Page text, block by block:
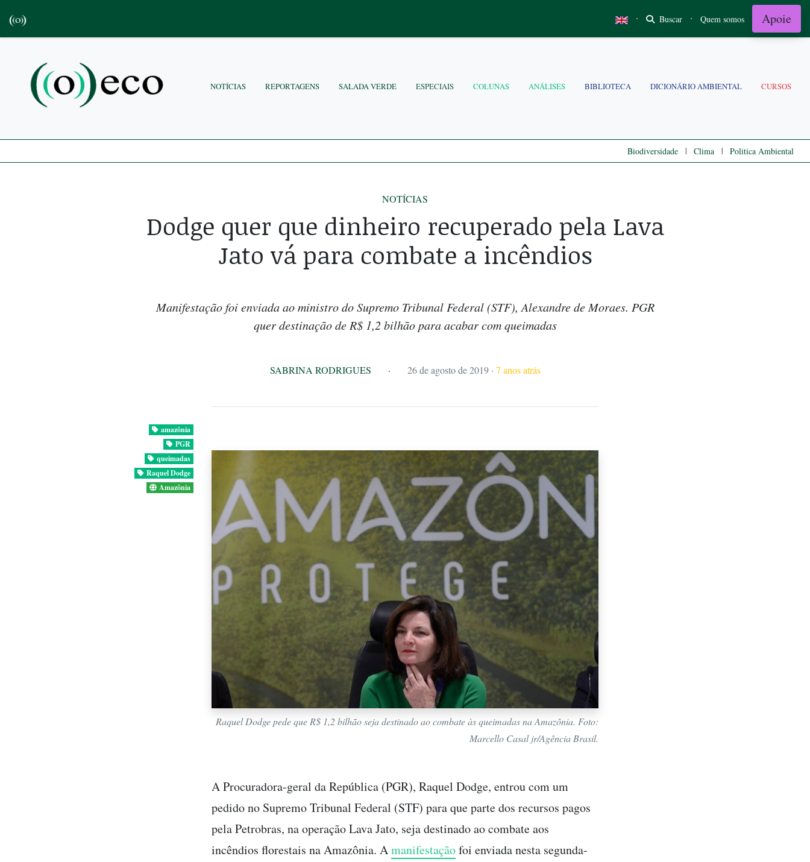
· Buscar · Quem somos Apoie
NOTÍCIAS REPORTAGENS SALADA VERDE ESPECIAIS COLUNAS ANÁLISES BIBLIOTECA DICIONÁRIO AMBIENTAL CURSOS
Biodiversidade | Clima | Politica Ambiental
NOTÍCIAS
Dodge quer que dinheiro recuperado pela Lava
Jato vá para combate a incêndios
Manifestação foi enviada ao ministro do Supremo Tribunal Federal (STF), Alexandre de Moraes. PGR
quer destinação de R$ 1,2 bilhão para acabar com queimadas
SABRINA RODRIGUES · 26 de agosto de 2019 · 7 anos atrás
amazônia
PGR
queimadas
Raquel Dodge
Amazônia
Raquel Dodge pede que R$ 1,2 bilhão seja destinado ao combate às queimadas na Amazônia. Foto:
Marcello Casal jr/Agência Brasil.
A Procuradora-geral da República (PGR), Raquel Dodge, entrou com um
pedido no Supremo Tribunal Federal (STF) para que parte dos recursos pagos
pela Petrobras, na operação Lava Jato, seja destinado ao combate aos
incêndios florestais na Amazônia. Amanifestaçãofoi enviada nesta segunda-